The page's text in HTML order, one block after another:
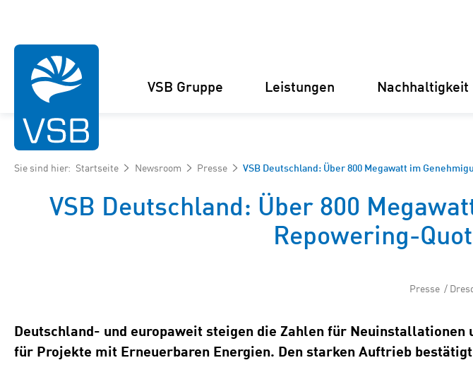
VSB Gruppe
Struktur
Standorte
Leistungen
Windenergie-Projekte
Solarenergie-Projekte
Repowering
Nachhaltigkeit
Sie sind hier: Startseite Newsroom Presse VSB Deutschland: Über 800 Megawatt im
VSB Deutschland: Über 800
Repowering-
Presse /
Deutschland- und europaweit steigen die Zahlen für Neuinstallationen
für Projekte mit Erneuerbaren Energien. Den starken Auftrieb bestätigt